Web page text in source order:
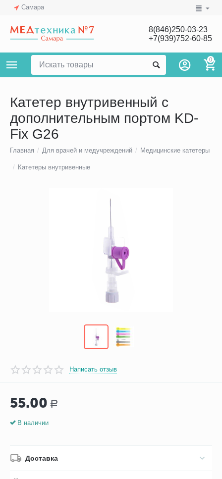
Самара
8(846)250-03-23
+7(939)752-60-85
0
Катетер внутривенный c
дополнительным портом KD-
Fix G26
Главная / Для врачей и медучреждений / Медицинские катетеры
/ Катетеры внутривенные
Написать отзыв
55.00 Р
В наличии
Доставка